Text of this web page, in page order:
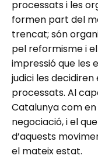
processats i les
formen part del
trencat; són
pel reformisme i
impressió que les
judici les
processats. Al
Catalunya com
negociació, i el
d’aquests
el mateix estat.